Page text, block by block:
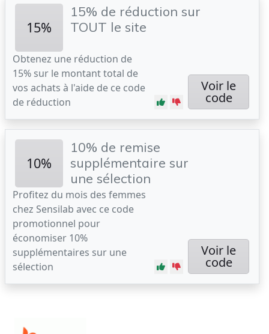
15%
15% de réduction sur
TOUT le site
Obtenez une réduction de
15% sur le montant total de
vos achats à l'aide de ce code
de réduction
Voir le
code
10%
10% de remise
supplémentaire sur
une sélection
Profitez du mois des femmes
chez Sensilab avec ce code
promotionnel pour
économiser 10%
supplémentaires sur une
sélection
Voir le
code